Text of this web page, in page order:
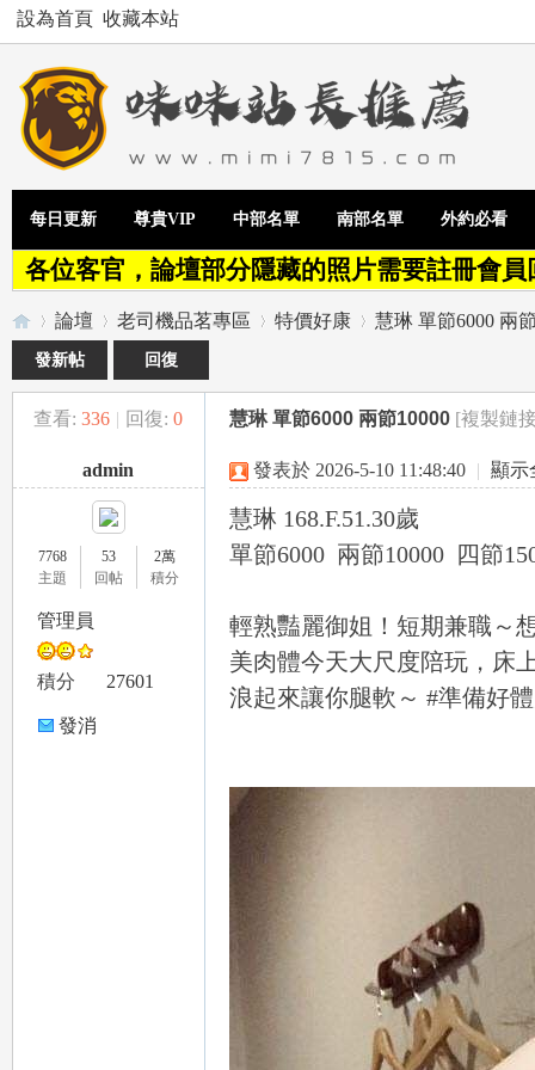
設為首頁 收藏本站
每日更新 尊貴VIP 中部名單 南部名單 外約必看
各位客官，論壇部分隱藏的照片需要註冊會
»
論壇
›
老司機品茗專區
›
特價好康
›
慧琳 單節6000 兩
發新帖 回復
查看: 336 | 回復: 0 慧琳 單節6000 兩節10000 [複製鏈
admin
7768
主題
53
回帖
2萬
積分
管理員
積分 27601
發消
發表於 2026-5-10 11:48:40 | 顯示
慧琳 168.F.51.30歲
單節6000 兩節10000 四節
輕熟豔麗御姐！短期兼職～
美肉體今天大尺度陪玩，床
浪起來讓你腿軟～ #準備好